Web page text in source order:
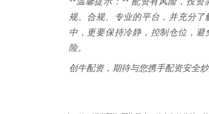
规、合规、专业的平台，并充分
中，更要保持冷静，控制仓位，
险。
创牛配资，期待与您携手配资安全